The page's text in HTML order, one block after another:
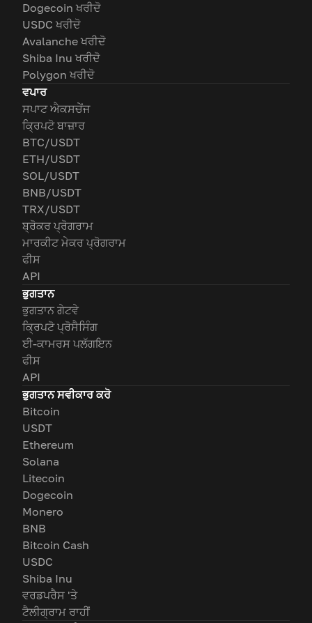
Dogecoin ਖਰੀਦੋ
USDC ਖਰੀਦੋ
Avalanche ਖਰੀਦੋ
Shiba Inu ਖਰੀਦੋ
Polygon ਖਰੀਦੋ
ਵਪਾਰ
ਸਪਾਟ ਐਕਸਚੇਂਜ
ਕ੍ਰਿਪਟੋ ਬਾਜ਼ਾਰ
BTC/USDT
ETH/USDT
SOL/USDT
BNB/USDT
TRX/USDT
ਬ੍ਰੋਕਰ ਪ੍ਰੋਗਰਾਮ
ਮਾਰਕੀਟ ਮੇਕਰ ਪ੍ਰੋਗਰਾਮ
ਫੀਸ
API
ਭੁਗਤਾਨ
ਭੁਗਤਾਨ ਗੇਟਵੇ
ਕ੍ਰਿਪਟੋ ਪ੍ਰੋਸੈਸਿੰਗ
ਈ-ਕਾਮਰਸ ਪਲੱਗਇਨ
ਫੀਸ
API
ਭੁਗਤਾਨ ਸਵੀਕਾਰ ਕਰੋ
Bitcoin
USDT
Ethereum
Solana
Litecoin
Dogecoin
Monero
BNB
Bitcoin Cash
USDC
Shiba Inu
ਵਰਡਪਰੈਸ 'ਤੇ
ਟੈਲੀਗ੍ਰਾਮ ਰਾਹੀਂ